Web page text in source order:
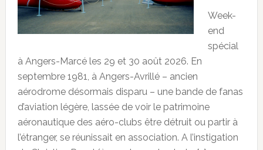
Week-
end
spécial
à Angers-Marcé les 29 et 30 août 2026. En
septembre 1981, à Angers-Avrillé – ancien
aérodrome désormais disparu – une bande de fanas
d’aviation légère, lassée de voir le patrimoine
aéronautique des aéro-clubs être détruit ou partir à
l’étranger, se réunissait en association. A l’instigation